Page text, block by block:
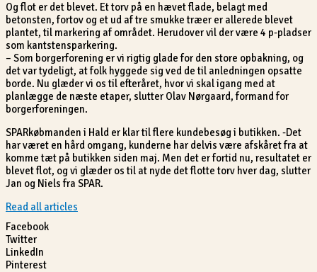
Og flot er det blevet. Et torv på en hævet flade, belagt med
betonsten, fortov og et ud af tre smukke træer er allerede blevet
plantet, til markering af området. Herudover vil der være 4 p-pladser
som kantstensparkering.
– Som borgerforening er vi rigtig glade for den store opbakning, og
det var tydeligt, at folk hyggede sig ved de til anledningen opsatte
borde. Nu glæder vi os til efteråret, hvor vi skal igang med at
planlægge de næste etaper, slutter Olav Nørgaard, formand for
borgerforeningen.
SPARkøbmanden i Hald er klar til flere kundebesøg i butikken. -Det
har været en hård omgang, kunderne har delvis være afskåret fra at
komme tæt på butikken siden maj. Men det er fortid nu, resultatet er
blevet flot, og vi glæder os til at nyde det flotte torv hver dag, slutter
Jan og Niels fra SPAR.
Read all articles
Facebook
Twitter
LinkedIn
Pinterest